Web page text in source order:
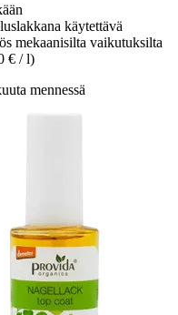
käytettävä
mekaanisilta vaikutuksilta
€ / l)
mennessä